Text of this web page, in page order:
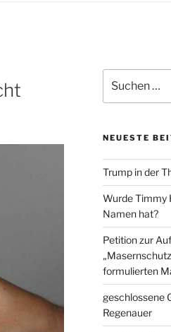
nach:
NEUESTE
Trump in der
Wurde Timmy
Namen hat?
Petition zur
formulierten
geschlossene
Regenauer